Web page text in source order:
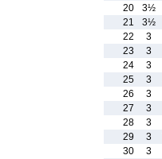
20
3½
21
3½
22
3
23
3
24
3
25
3
26
3
27
3
28
3
29
3
30
3